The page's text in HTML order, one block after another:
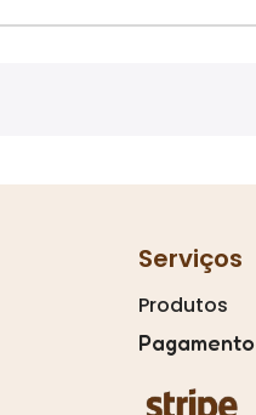
Serviços
Produtos
Pagamento